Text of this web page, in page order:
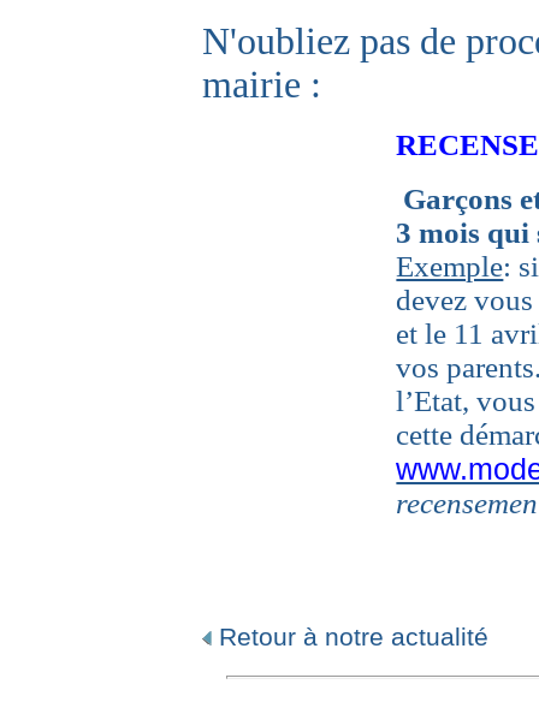
N'oubliez pas de
mairie :
Garçons
3 mois qui
Exemple:
devez
et le 11
vos
l’Etat,
cette
Retour à notre actualité